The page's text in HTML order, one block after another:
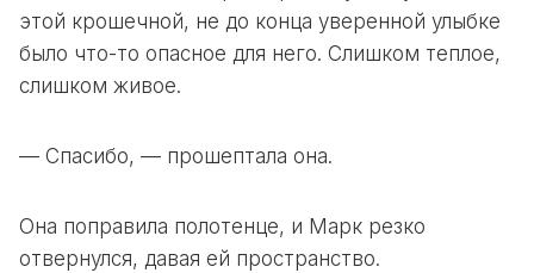
этой крошечной, не до конца уверенной улыбке
было что-то опасное для него. Слишком теплое,
слишком живое.
— Спасибо, — прошептала она.
Она поправила полотенце, и Марк резко
отвернулся, давая ей пространство.